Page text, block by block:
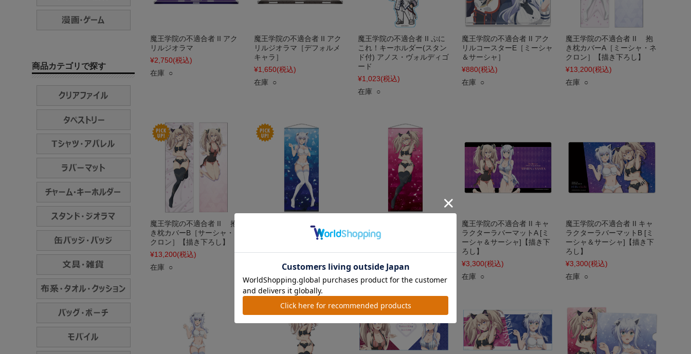
魔王学院の不適合者 II アク
リルジオラマ
¥2,750(税込)
在庫 ○
魔王学院の不適合者 II アク
リルジオラマ［デフォルメ
キャラ］
¥1,650(税込)
在庫 ○
魔王学院の不適合者 II ぷに
これ！キーホルダー(スタン
ド付) アノス・ヴォルディゴ
ード
¥1,023(税込)
在庫 ○
魔王学院の不適合者 II アク
リルコースターE［ミーシャ
＆サーシャ］
¥880(税込)
在庫 ○
魔王学院の不適合者 II 抱
き枕カバーA［ミーシャ・ネ
クロン］【描き下ろし】
¥13,200(税込)
在庫 ○
魔王学院の不適合者 II 抱
き枕カバーB［サーシャ・ネ
クロン］【描き下ろし】
¥13,200(税込)
在庫 ○
等身大タペストリーA［ミー
シャ・ネクロン］【描き下
ろし】
(税込)
在庫 ○
等身大タペストリーB［サー
シャ・ネクロン］【描き下
ろし】
¥8,800(税込)
在庫 ○
魔王学院の不適合者 II キャ
ラクターラバーマットA [ミ
ーシャ＆サーシャ]【描き下
ろし】
¥3,300(税込)
在庫 ○
魔王学院の不適合者 II キャ
ラクターラバーマットB [ミ
ーシャ＆サーシャ]【描き下
ろし】
¥3,300(税込)
在庫 ○
商品カテゴリで探す